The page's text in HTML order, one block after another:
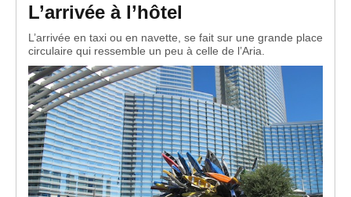
L’arrivée à l’hôtel
L’arrivée en taxi ou en navette, se fait sur une grande place
circulaire qui ressemble un peu à celle de l’Aria.